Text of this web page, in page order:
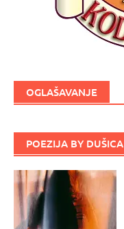
OGLAŠAVANJE
POEZIJA BY DUŠICA